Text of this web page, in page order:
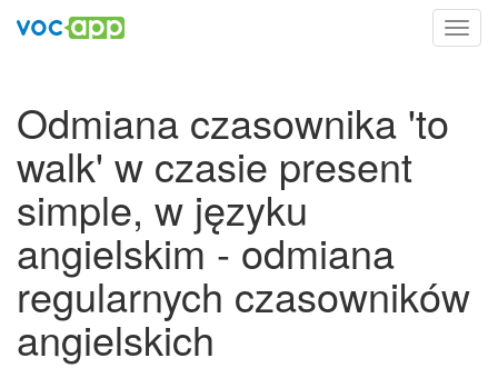
Odmiana czasownika 'to
walk' w czasie present
simple, w języku
angielskim - odmiana
regularnych czasowników
angielskich